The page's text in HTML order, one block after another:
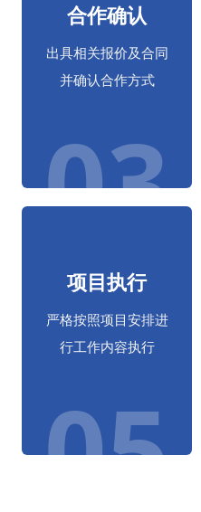
合作确认
出具相关报价及合同
并确认合作方式
03
项目执行
严格按照项目安排进
行工作内容执行
05